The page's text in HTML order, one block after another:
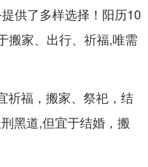
供了多样选择！阳历10
搬家、出行、祈福,唯需
祈福，搬家、祭祀，结
黑道,但宜于结婚，搬